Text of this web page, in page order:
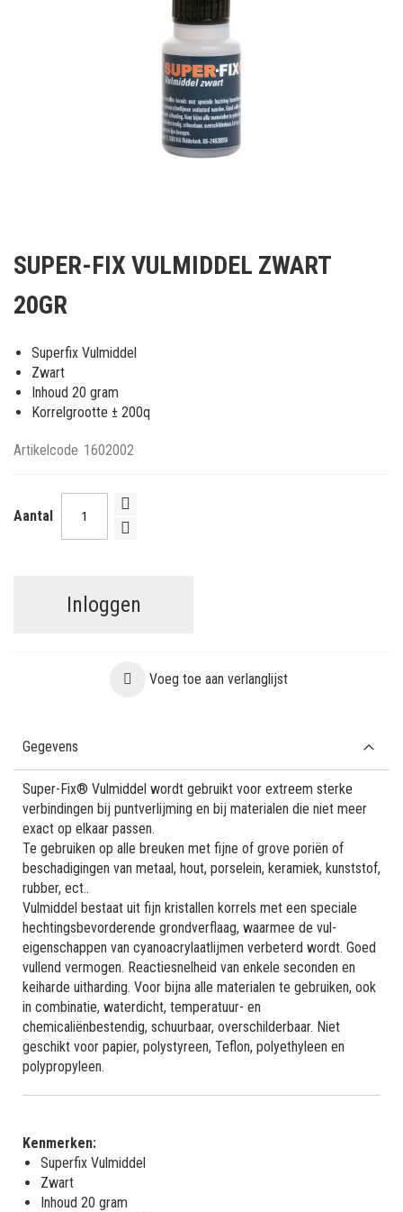
het
van
afbeeldingen-
gallerij
SUPER-FIX VULMIDDEL ZWART
20GR
Superfix Vulmiddel
Zwart
Inhoud 20 gram
Korrelgrootte ± 200q
Artikelcode 1602002
Aantal
Inloggen
Voeg toe aan verlanglijst
Gegevens
Super-Fix® Vulmiddel wordt gebruikt voor extreem sterke
verbindingen bij puntverlijming en bij materialen die niet meer
exact op elkaar passen.
Te gebruiken op alle breuken met fijne of grove poriën of
beschadigingen van metaal, hout, porselein, keramiek, kunststof,
rubber, ect..
Vulmiddel bestaat uit fijn kristallen korrels met een speciale
hechtingsbevorderende grondverflaag, waarmee de vul-
eigenschappen van cyanoacrylaatlijmen verbeterd wordt. Goed
vullend vermogen. Reactiesnelheid van enkele seconden en
keiharde uitharding. Voor bijna alle materialen te gebruiken, ook
in combinatie, waterdicht, temperatuur- en
chemicaliënbestendig, schuurbaar, overschilderbaar. Niet
geschikt voor papier, polystyreen, Teflon, polyethyleen en
polypropyleen.
Kenmerken:
Superfix Vulmiddel
Zwart
Inhoud 20 gram